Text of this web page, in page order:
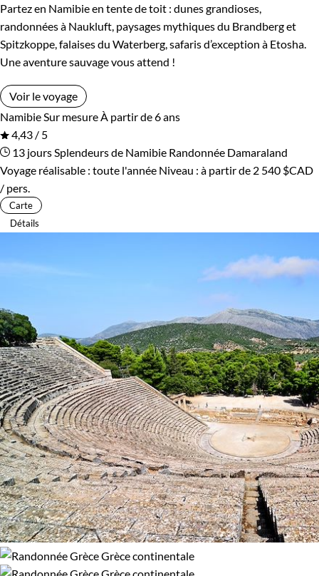
Partez en Namibie en tente de toit : dunes grandioses,
randonnées à Naukluft, paysages mythiques du Brandberg et
Spitzkoppe, falaises du Waterberg, safaris d’exception à Etosha.
Une aventure sauvage vous attend !
Voir le voyage
Namibie Sur mesure À partir de 6 ans
4,43 / 5
13 jours Splendeurs de Namibie Randonnée Damaraland
Voyage réalisable : toute l'année Niveau : à partir de 2 540 $CAD
/ pers.
Carte
Détails